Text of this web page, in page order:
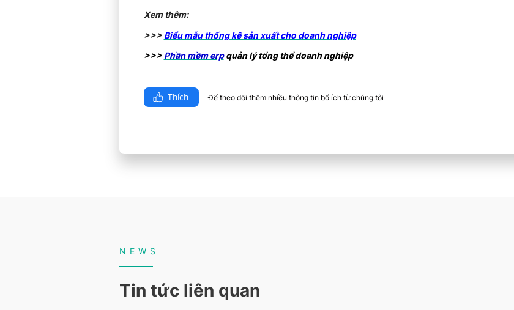
Xem thêm:
>>> Biểu mẫu thống kê sản xuất cho doanh nghiệp
>>> Phần mềm erpquản lý tổng thể doanh nghiệp
Thích Để theo dõi thêm nhiều thông tin bổ ích từ chúng tôi​
NEWS
Tin tức liên quan